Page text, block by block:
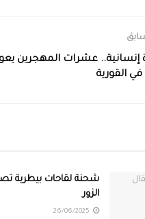
إنسانية.. عشرات المهجرين
في القورية
شحنة لقاحات بيطرية
الزور